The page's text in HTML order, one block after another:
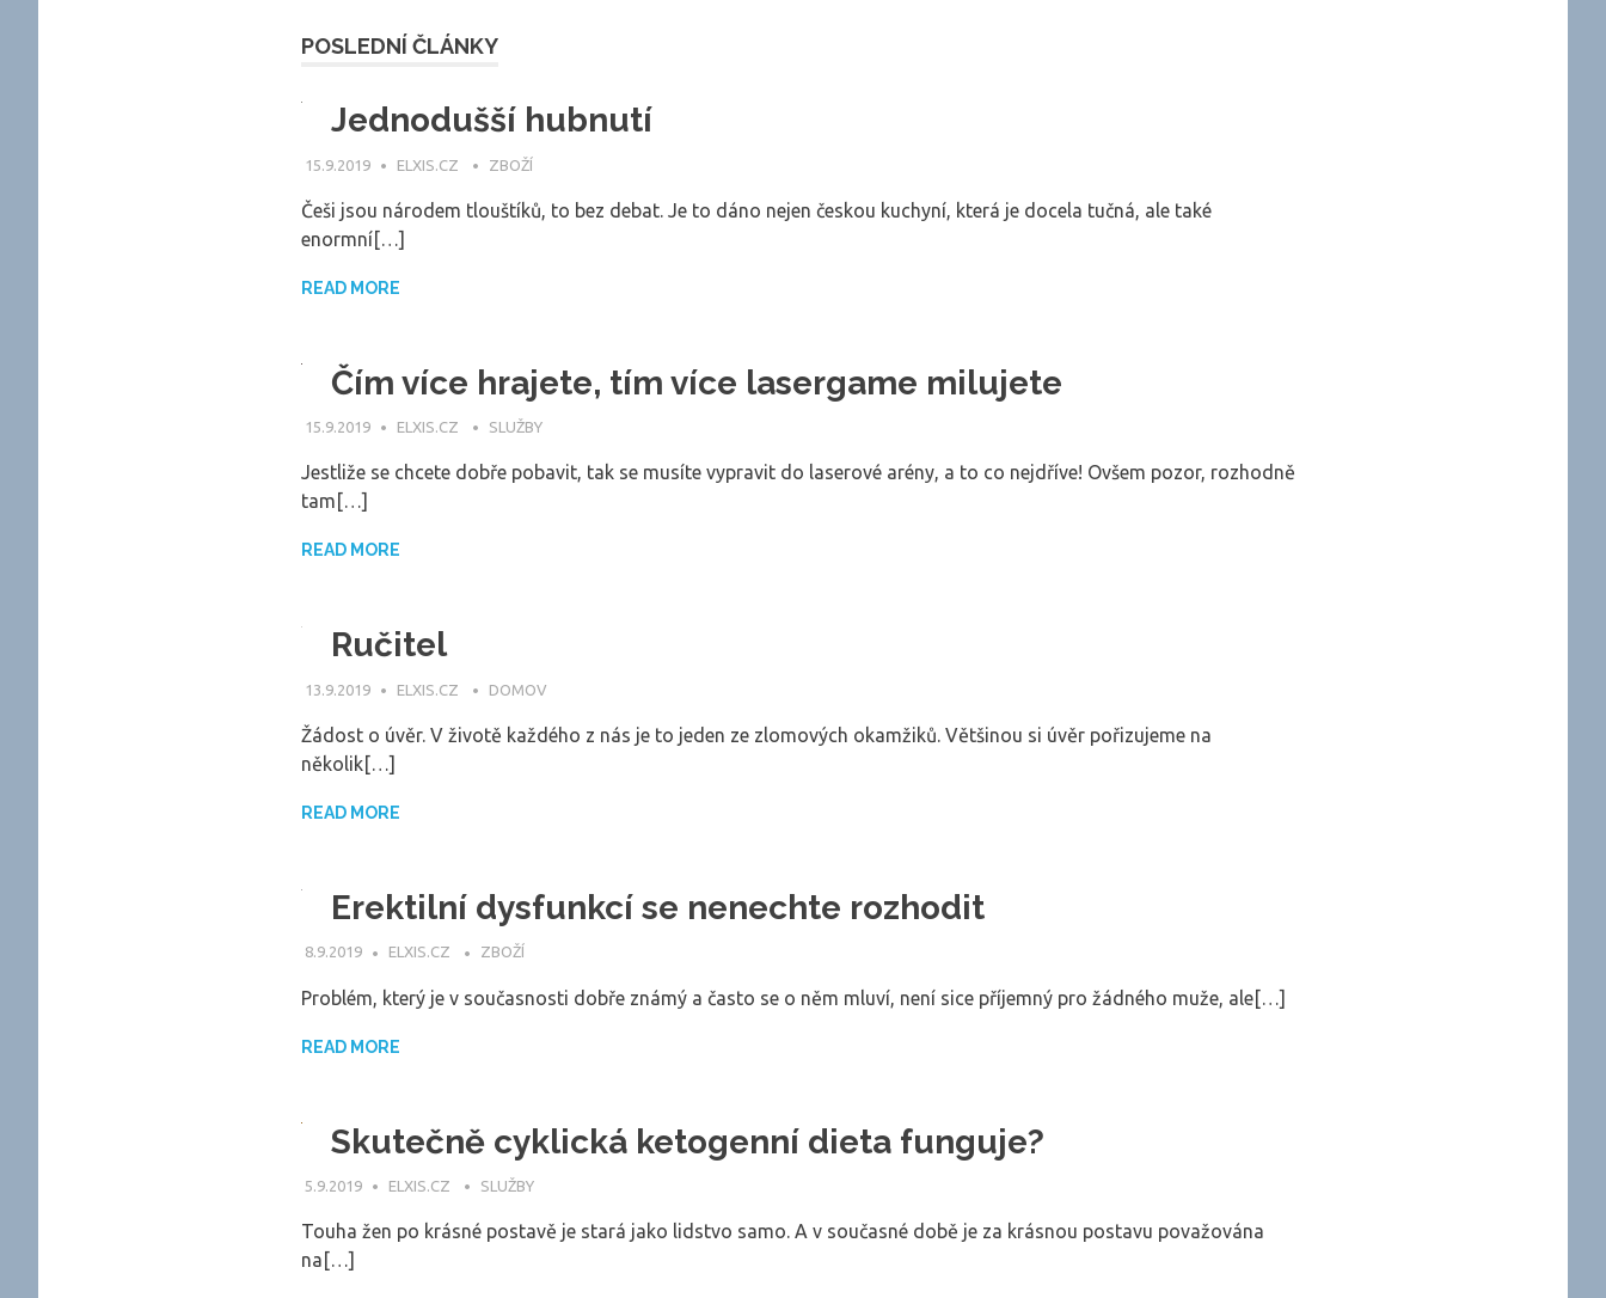
POSLEDNÍ ČLÁNKY
Jednodušší hubnutí
15.9.2019 ELXIS.CZ ZBOŽÍ
Češi jsou národem tlouštíků, to bez debat. Je to dáno nejen českou kuchyní, která je docela tučná, ale také
enormní[…]
READ MORE
Čím více hrajete, tím více lasergame milujete
15.9.2019 ELXIS.CZ SLUŽBY
Jestliže se chcete dobře pobavit, tak se musíte vypravit do laserové arény, a to co nejdříve! Ovšem pozor, rozhodně
tam[…]
READ MORE
Ručitel
13.9.2019 ELXIS.CZ DOMOV
Žádost o úvěr. V životě každého z nás je to jeden ze zlomových okamžiků. Většinou si úvěr pořizujeme na
několik[…]
READ MORE
Erektilní dysfunkcí se nenechte rozhodit
8.9.2019 ELXIS.CZ ZBOŽÍ
Problém, který je v současnosti dobře známý a často se o něm mluví, není sice příjemný pro žádného muže, ale[…]
READ MORE
Skutečně cyklická ketogenní dieta funguje?
5.9.2019 ELXIS.CZ SLUŽBY
Touha žen po krásné postavě je stará jako lidstvo samo. A v současné době je za krásnou postavu považována
na[…]